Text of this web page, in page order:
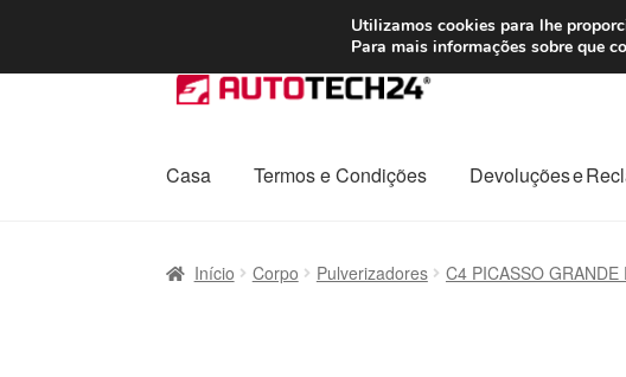
ENVIO a partir de 7 EUR
Ir
para
navegação
Saltar
para
conteúdo
Casa Termos e Condições Devoluções e
Início Corpo Pulverizadores C4 PICASSO GRANDE
Utilizamos cookies para lhe
Para mais informações sobre que